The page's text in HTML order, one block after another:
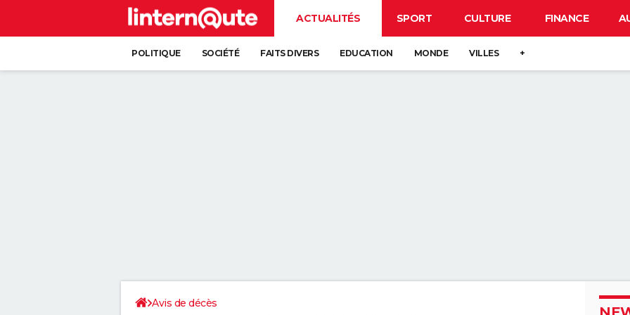
ACTUALITÉS SPORT CULTURE FINANCE
POLITIQUE SOCIÉTÉ FAITS DIVERS EDUCATION MONDE VILLES +
Avis de décès